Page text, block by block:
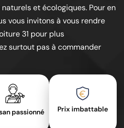
et écologiques. Pour en
vous invitons à vous rendre
31 pour plus
surtout pas à commander
passionné Prix imbattable